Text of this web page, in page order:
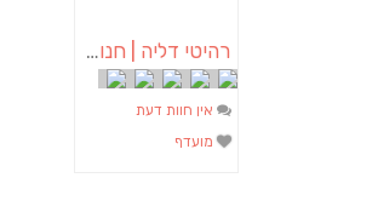
רהיטי דליה | חנות רהיטים באופקים
אין חוות דעת
מועדף